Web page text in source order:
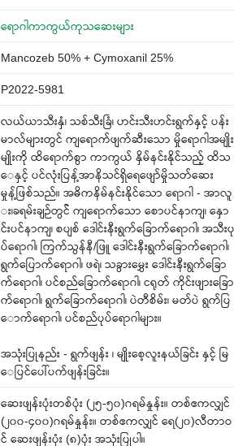
ရောဂါကာကွယ်ကုသဆေးများ
Mancozeb 50% + Cymoxanil 25%
P2022-5981
လယ်ယာသီးနှံ၊ သစ်သီးခြံ၊ ဟင်းသီးဟင်းရွက်နှင့် ပန်း
မာလ်များတွင် ကျရောက်ဖျက်ဆီးသော မှိုရောဂါအမျိုး
မျိုးကို ထိရောက်စွာ ကာကွယ် နှိမ်နင်းနိုင်သည့် ထိသ
ေနှင့် ပင်လုံးပြန့်အာနိသင်ရှိရေဖျော်မှိုသတ်ဆေး
မှုန့်ဖြစ်သည်။ အဓိကနိမ်နင်းနိုင်သော ရောဂါ - အာလူ
း၊ခရမ်းချဉ်တွင်် ကျရောက်သော စောပင်နာကျ၊ နှော
င်းပင်နာကျ၊ စပျစ် ဒေါင်းနီးရွက်ခြောက်ရောဂါ၊ အသီးပု
ပ်ရောဂါ၊ ကြက်သွန်နီ/ဖြူ ဒေါင်းနီးရွက်ခြောက်ရောဂါ၊
ရွက်ပြောက်ရောဂါ၊ ဖရဲ၊ သခွားမွှေး ဒေါင်းနီးရွက်ခြော
က်ရောဂါ၊ ပင်စည်ခြောက်ရောဂါ၊ ငရုတ် ကိုင်းဖျားခြော
က်ရောဂါ၊ ရွက်ခြောက်ရောဂါ၊ ပဲတီစိမ်း၊ မတ်ပဲ ရွက်ပြ
ောက်ရောဂါ၊ ပင်စည်ပုပ်ရောဂါများ။
အသုံးပြုနည်း - ရွက်ဖျန်း ၊ မျိုးစေ့လူးနယ်ခြင်း နှင့် မြ
ေပြင်ပေါ်ပက်ဖျန်းခြင်း။
ဆေးဖျန်းပုံးတစ်ပုံး (၂၅-၅၀)ဂရမ်နှုန်း။ တစ်ဧကလျှင်
(၂၀၀-၄၀၀)ဂရမ်နှုန်း။ တစ်ဧကလျှင် ရေ(၂၀)လီတာဝ
င် ဆေးဖျန်းပုံး (၈)ပုံး အသုံးပြုပါ။